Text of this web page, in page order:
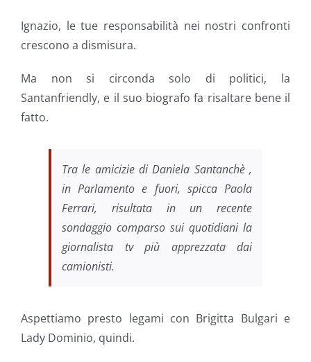
Ignazio, le tue responsabilità nei nostri confronti
crescono a dismisura.
Ma non si circonda solo di politici, la
Santanfriendly, e il suo biografo fa risaltare bene il
fatto.
Tra le amicizie di Daniela Santanchè ,
in Parlamento e fuori, spicca Paola
Ferrari, risultata in un recente
sondaggio comparso sui quotidiani la
giornalista tv più apprezzata dai
camionisti.
Aspettiamo presto legami con Brigitta Bulgari e
Lady Dominio, quindi.